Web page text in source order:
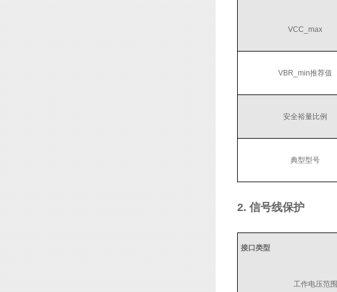
VCC_max
VBR_min推荐值
安全裕量比例
典型型号
2. 信号线保护
接口类型
工作电压范围